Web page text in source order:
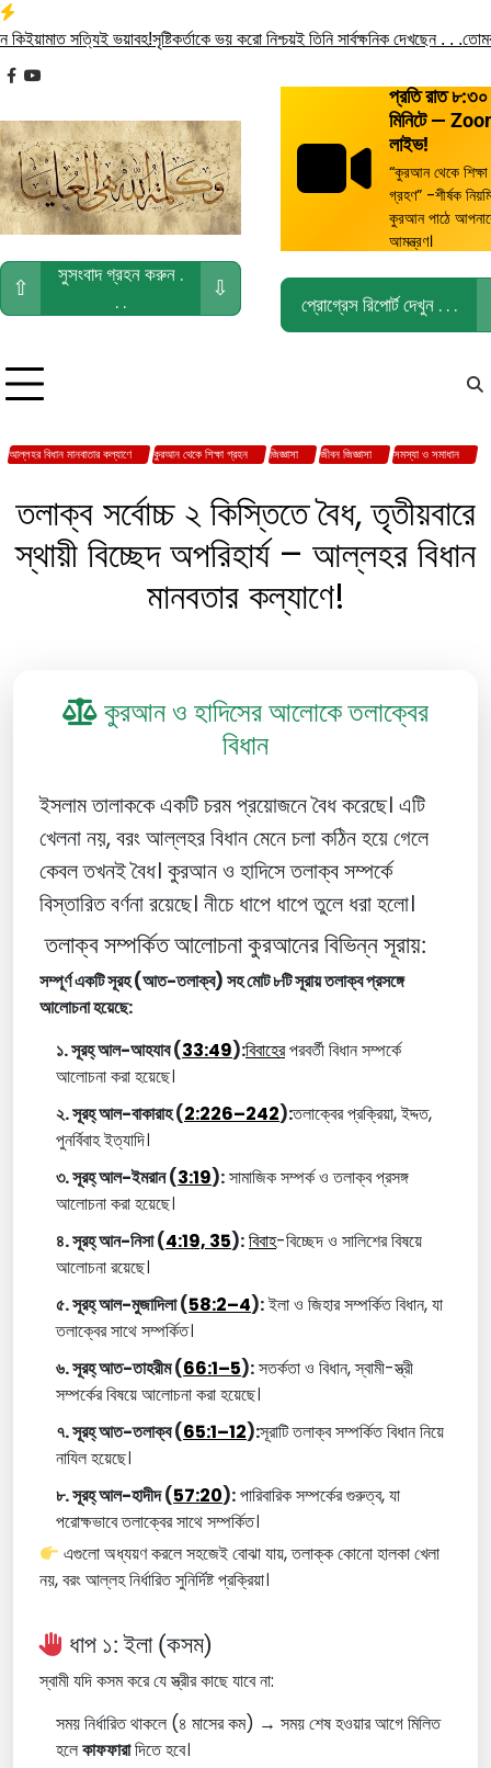
Skip
to
content
সত্যিই ভয়াবহ!সৃষ্টিকর্তাকে ভয় করো নিশ্চয়ই তিনি সার্বক্ষনিক দেখছেন . . .তোমরা বৈধ
facebook
youtube
⇧
সুসংবাদ গ্রহন করুন .
. .
⇩
প্রতি রাত ৮:৩০
মিনিটে —
লাইভ!
“কুরআন থেকে শিক্ষা
গ্রহণ” -শীর্ষক
কুরআন পাঠে
আমন্ত্রণ।
প্রোগ্রেস রিপোর্ট দেখুন . . .
আল্লহর বিধান মানবাতার কল্যাণে কুরআন থেকে শিক্ষা গ্রহন জিজ্ঞাসা জীবন জিজ্ঞাসা
সমস্যা ও সমাধান
তলাক্ব সর্বোচ্চ ২ কিস্তিতে বৈধ, তৃতীয়বারে
স্থায়ী বিচ্ছেদ অপরিহার্য – আল্লহর বিধান
মানবতার কল্যাণে!
কুরআন ও হাদিসের আলোকে তলাক্বের
বিধান
ইসলাম তালাককে একটি চরম প্রয়োজনে বৈধ করেছে। এটি
খেলনা নয়, বরংআল্লহর বিধান মেনে চলা কঠিন হয়ে গেলে
কেবল তখনই বৈধ। কুরআন ও হাদিসে তলাক্ব সম্পর্কে
বিস্তারিত বর্ণনা রয়েছে। নীচে ধাপে ধাপে তুলে ধরা হলো।
তলাক্ব সম্পর্কিত আলোচনা কুরআনের বিভিন্ন সূরায়:
সম্পূর্ণ একটি সূরহ (আত-তলাক্ব) সহ মোট ৮টি সূরায় তলাক্ব প্রসঙ্গে
আলোচনা হয়েছে:
১. সূরহ্ আল-আহযাব (33:49):বিবাহেরপরবর্তী বিধান সম্পর্কে
আলোচনা করা হয়েছে।
২. সূরহ্ আল-বাকারাহ (2:226–242):তলাক্বের প্রক্রিয়া, ইদ্দত,
পুনর্বিবাহ ইত্যাদি।
৩. সূরহ্ আল-ইমরান (3:19):সামাজিক সম্পর্ক ও তলাক্ব প্রসঙ্গ
আলোচনা করা হয়েছে।
৪. সূরহ্ আন-নিসা (4:19, 35):বিবাহ-বিচ্ছেদ ও সালিশের বিষয়ে
আলোচনা রয়েছে।
৫. সূরহ্ আল-মুজাদিলা (58:2–4):ইলা ও জিহার সম্পর্কিত বিধান, যা
তলাক্বের সাথে সম্পর্কিত।
৬. সূরহ্ আত-তাহরীম (66:1–5):সতর্কতা ও বিধান, স্বামী-স্ত্রী
সম্পর্কের বিষয়ে আলোচনা করা হয়েছে।
৭. সূরহ্ আত-তলাক্ব (65:1–12):সূরাটি তলাক্ব সম্পর্কিত বিধান নিয়ে
নাযিল হয়েছে।
৮. সূরহ্ আল-হাদীদ (57:20):পারিবারিক সম্পর্কের গুরুত্ব, যা
পরোক্ষভাবে তলাক্বের সাথে সম্পর্কিত।
এগুলো অধ্যয়ণ করলে সহজেই বোঝা যায়, তলাক্ক কোনো হালকা খেলা
নয়, বরং আল্লহ নির্ধারিত সুনির্দিষ্ট প্রক্রিয়া।
ধাপ ১: ইলা (কসম)
স্বামী যদি কসম করে যে স্ত্রীর কাছে যাবে না:
সময় নির্ধারিত থাকলে (৪ মাসের কম) → সময় শেষ হওয়ার আগে মিলিত
হলেকাফফারাদিতে হবে।